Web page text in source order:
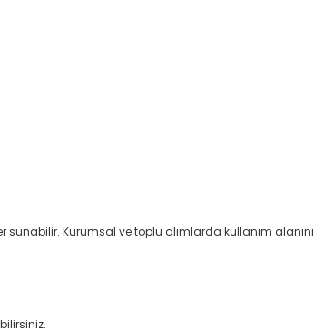
Kurumsal ve toplu alımlarda kullanım